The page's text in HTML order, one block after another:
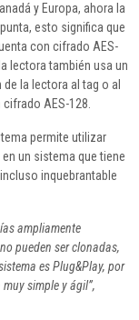
y Europa, ahora la
esto significa que
con cifrado AES-
lectora también usa un
la lectora al tag o al
AES-128.
permite utilizar
un sistema que tiene
inquebrantable
ampliamente
pueden ser clonadas,
es Plug&Play, por
simple y ágil”,